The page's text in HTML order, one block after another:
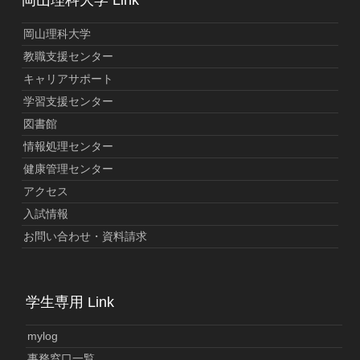
岡山理科大学
教職支援センター
キャリアサポート
学習支援センター
図書館
情報処理センター
健康管理センター
アクセス
入試情報
お問い合わせ・資料請求
学生専用 Link
mylog